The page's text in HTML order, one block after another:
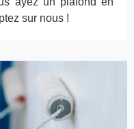
sur nous !